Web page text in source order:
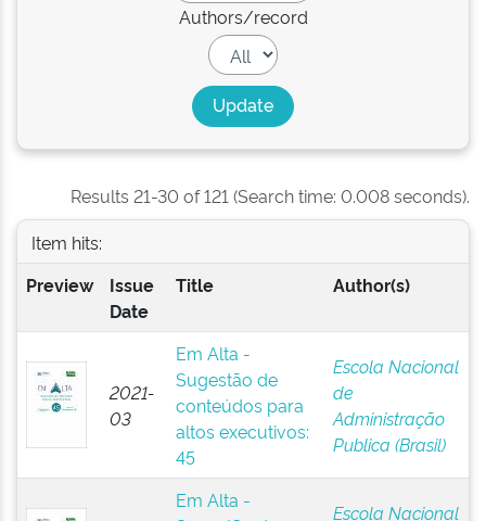
Authors/record
Results 21-30 of 121 (Search time: 0.008 seconds).
Item hits:
Preview
Issue
Date
Title Author(s)
2021-
03
Em Alta -
Sugestão de
conteúdos para
altos executivos:
45
Escola Nacional
de
Administração
Publica (Brasil)
Em Alta -
Escola Nacional